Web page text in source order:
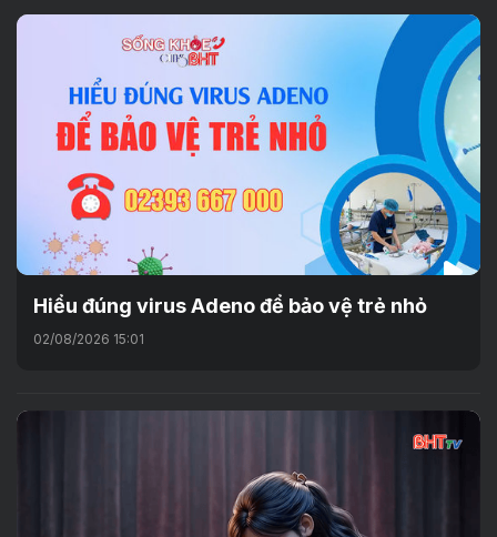
Hiểu đúng virus Adeno để bảo vệ trẻ nhỏ
02/08/2026 15:01